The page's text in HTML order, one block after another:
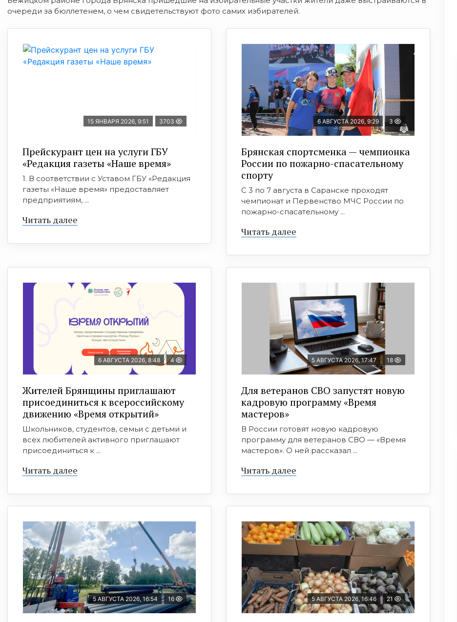
очереди за бюллетенем, о чем свидетельствуют фото самих избирателей.
15 ЯНВАРЯ 2026, 9:51 3703
Прейскурант цен на услуги ГБУ
«Редакция газеты «Наше время»
1. В соответствии с Уставом ГБУ «Редакция
газеты «Наше время» предоставляет
предприятиям, ...
Читать далее
6 АВГУСТА 2026, 9:29 3
Брянская спортсменка — чемпионка
России по пожарно-спасательному
спорту
С 3 по 7 августа в Саранске проходят
чемпионат и Первенство МЧС России по
пожарно-спасательному ...
Читать далее
6 АВГУСТА 2026, 8:48 4
Жителей Брянщины приглашают
присоединиться к всероссийскому
движению «Время открытий»
Школьников, студентов, семьи с детьми и
всех любителей активного приглашают
присоединиться к ...
Читать далее
5 АВГУСТА 2026, 17:47 18
Для ветеранов СВО запустят новую
кадровую программу «Время
мастеров»
В России готовят новую кадровую
программу для ветеранов СВО — «Время
мастеров». О ней рассказал ...
Читать далее
5 АВГУСТА 2026, 16:54 16 5 АВГУСТА 2026, 16:46 21